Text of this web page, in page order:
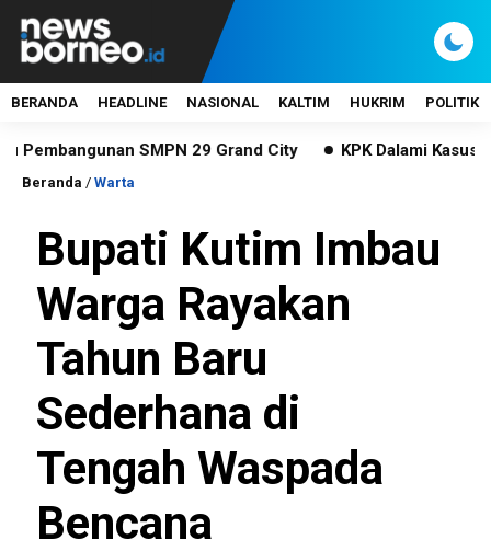
BERANDA HEADLINE NASIONAL KALTIM HUKRIM POLITIK
SMPN 29 Grand City KPK Dalami Kasus
Beranda / Warta
Bupati Kutim Imbau
Warga Rayakan
Tahun Baru
Sederhana di
Tengah Waspada
Bencana